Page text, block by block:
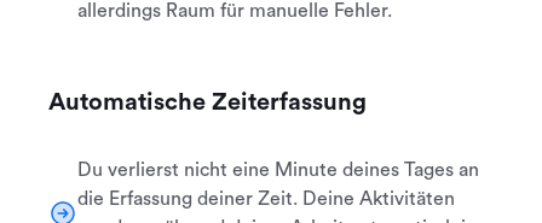
allerdings Raum für manuelle Fehler.
Automatische Zeiterfassung
Du verlierst nicht eine Minute deines Tages an
die Erfassung deiner Zeit. Deine Aktivitäten